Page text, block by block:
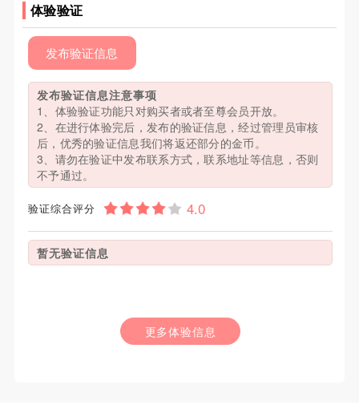
体验验证
发布验证信息
发布验证信息注意事项
1、体验验证功能只对购买者或者至尊会员开放。
2、在进行体验完后，发布的验证信息，经过管理员审核
后，优秀的验证信息我们将返还部分的金币。
3、请勿在验证中发布联系方式，联系地址等信息，否则
不予通过。
验证综合评分
暂无验证信息
更多体验信息